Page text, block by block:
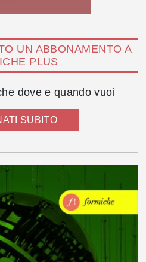
UN ABBONAMENTO A
PLUS
dove e quando vuoi
SUBITO